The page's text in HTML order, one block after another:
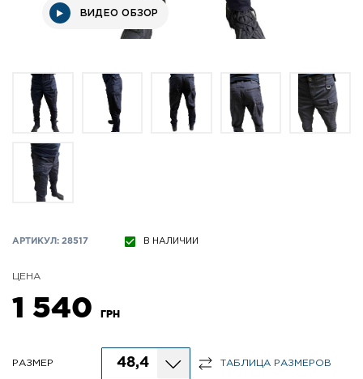
ВИДЕО ОБЗОР
АРТИКУЛ: 28517 В НАЛИЧИИ
ЦЕНА
1 540 ГРН
РАЗМЕР 48,4 ТАБЛИЦА РАЗМЕРОВ